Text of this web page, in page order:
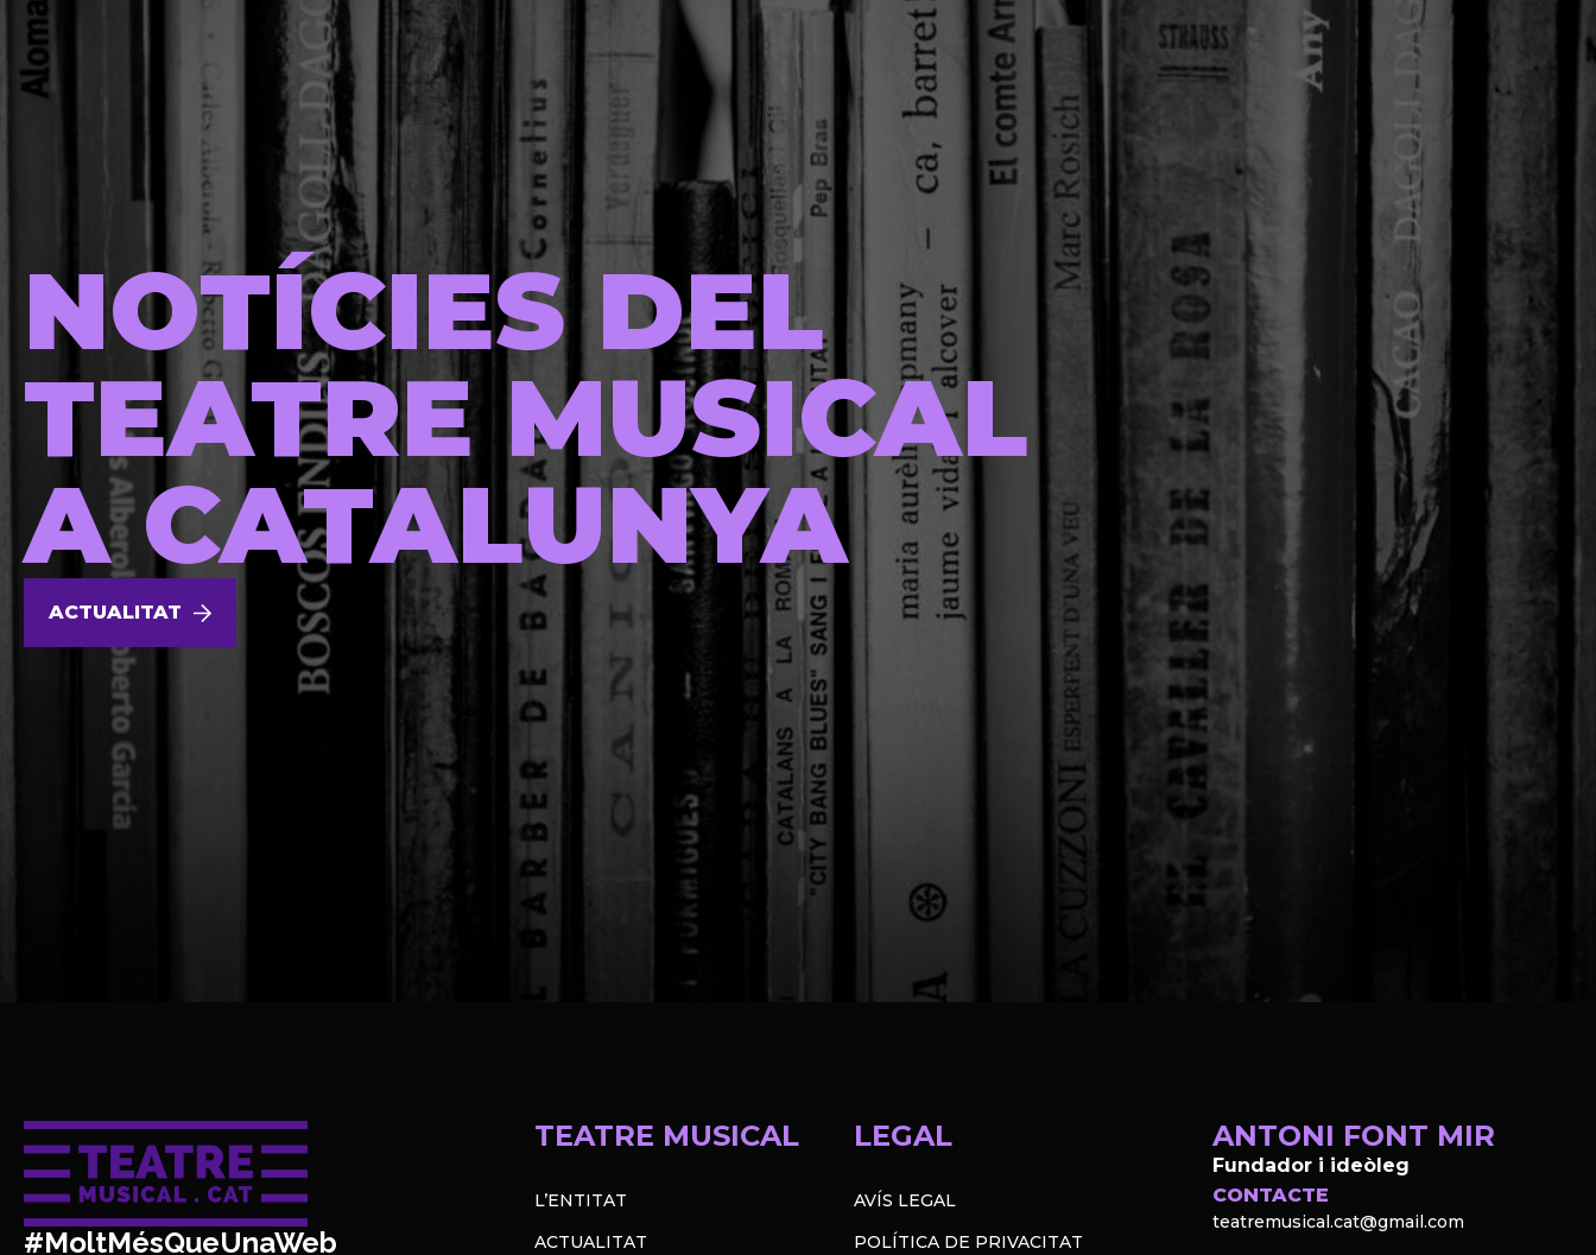
NOTÍCIES DEL
TEATRE MUSICAL
A CATALUNYA
ACTUALITAT
#MoltMésQueUnaWeb
TEATRE MUSICAL
L’ENTITAT
ACTUALITAT
LEGAL
AVÍS LEGAL
POLÍTICA DE PRIVACITAT
ANTONI FONT MIR
Fundador i ideòleg
CONTACTE
teatremusical.cat@gmail.com